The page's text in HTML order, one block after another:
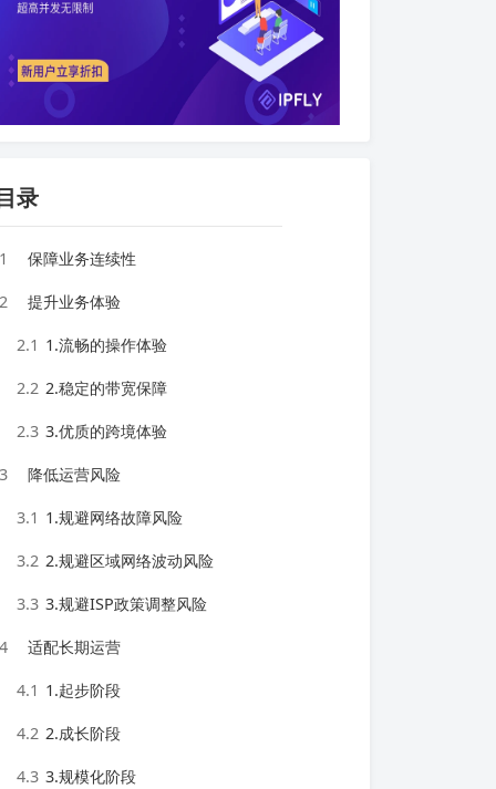
录
1 保障业务连续性
2 提升业务体验
2.1 1.流畅的操作体验
2.2 2.稳定的带宽保障
2.3 3.优质的跨境体验
3 降低运营风险
3.1 1.规避网络故障风险
3.2 2.规避区域网络波动风险
3.3 3.规避ISP政策调整风险
4 适配长期运营
4.1 1.起步阶段
4.2 2.成长阶段
4.3 3.规模化阶段